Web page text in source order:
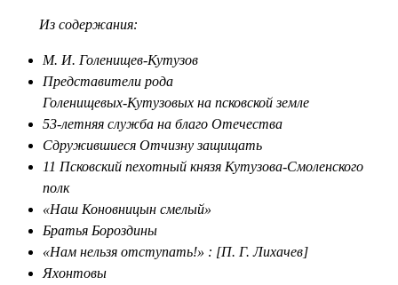
Из содержания:
М. И. Голенищев-Кутузов
Представители рода
Голенищевых-Кутузовых на псковской земле
53-летняя служба на благо Отечества
Сдружившиеся Отчизну защищать
11 Псковский пехотный князя Кутузова-Смоленского
полк
«Наш Коновницын смелый»
Братья Бороздины
«Нам нельзя отступать!» : [П. Г. Лихачев]
Яхонтовы